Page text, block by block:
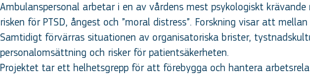
Ambulanspersonal arbetar i en av vårdens mest psykologiskt
risken för PTSD, ångest och ”moral distress”. Forskning visar att
Samtidigt förvärras situationen av organisatoriska brister,
personalomsättning och risker för patientsäkerheten.
Projektet tar ett helhetsgrepp för att förebygga och hantera